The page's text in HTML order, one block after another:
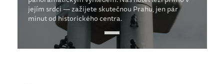
jejím srdci — zažijete skutečnou Prahu, jen pár
minut od historického centra.